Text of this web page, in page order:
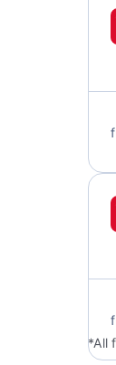
*All